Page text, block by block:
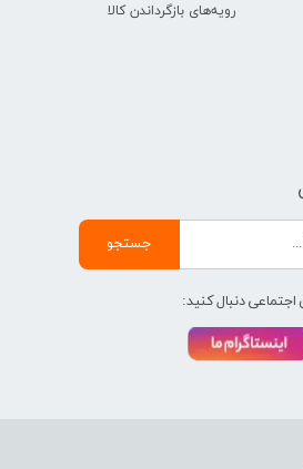
رویه‌های بازگرداندن کالا
جستجو
اجتماعی دنبال کنید: